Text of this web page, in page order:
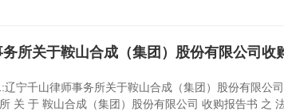
所关于鞍山合成（集团）股份有限公司收
辽宁千山律师事务所关于鞍山合成（集团）股份有限公
关 于 鞍山合成（集团）股份有限公司 收购报告书 之 法